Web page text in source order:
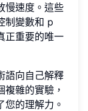
慢速度。這些
制變數和 p
正重要的唯一
語向自己解釋
雜的實驗，
的理解力。